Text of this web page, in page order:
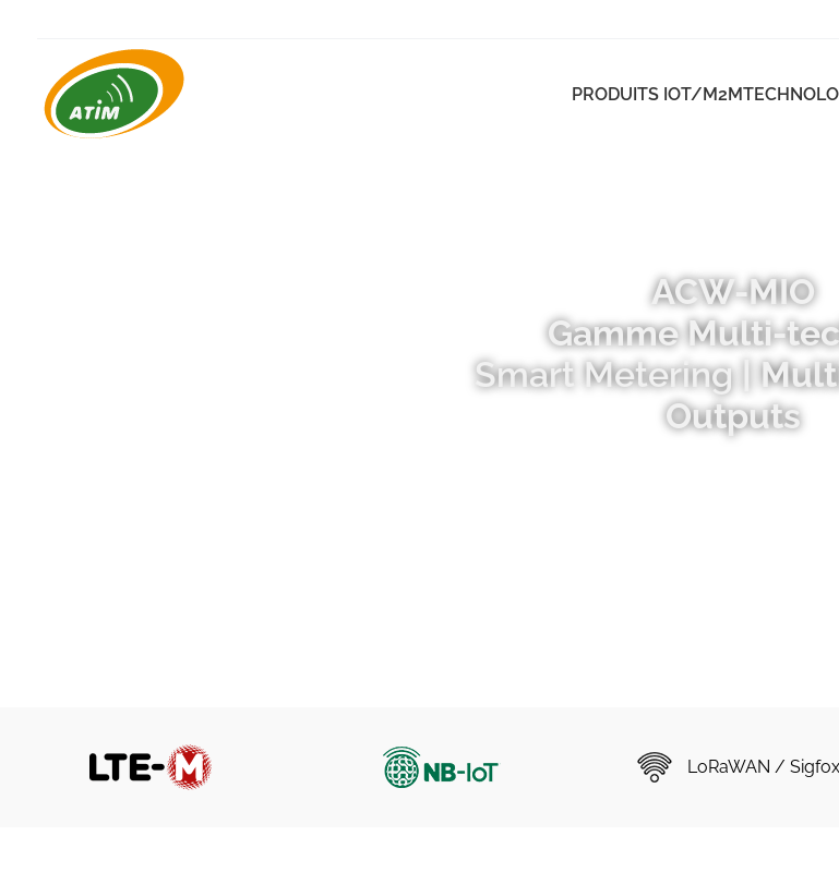
PRODUITS IOT/M2M
ACW-MIO
Gamme Multi-
Smart Metering|
Outputs
LoRaWAN / Sigfox